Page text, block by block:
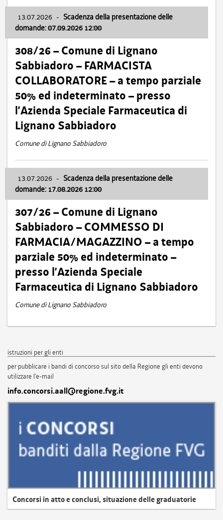
13.07.2026 - Scadenza della presentazione delle
domande: 07.09.2026 12:00
308/26 – Comune di Lignano
Sabbiadoro – FARMACISTA
COLLABORATORE – a tempo parziale
50% ed indeterminato – presso
l’Azienda Speciale Farmaceutica di
Lignano Sabbiadoro
Comune di Lignano Sabbiadoro
13.07.2026 - Scadenza della presentazione delle
domande: 17.08.2026 12:00
307/26 – Comune di Lignano
Sabbiadoro – COMMESSO DI
FARMACIA/MAGAZZINO – a tempo
parziale 50% ed indeterminato –
presso l’Azienda Speciale
Farmaceutica di Lignano Sabbiadoro
Comune di Lignano Sabbiadoro
istruzioni per gli enti
per pubblicare i bandi di concorso sul sito della Regione gli enti devono
utilizzare l'e-mail
info.concorsi.aall@regione.fvg.it
Concorsi in atto e conclusi, situazione delle graduatorie